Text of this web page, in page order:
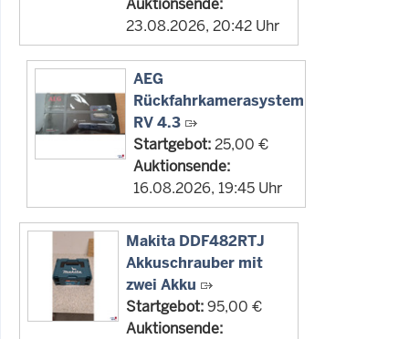
23.08.2026, 20:42 Uhr
AEG
Rückfahrkamerasystem
RV 4.3
Startgebot:25,00 €
Auktionsende:
16.08.2026, 19:45 Uhr
Makita DDF482RTJ
Akkuschrauber mit
zwei Akku
Startgebot:95,00 €
Auktionsende: